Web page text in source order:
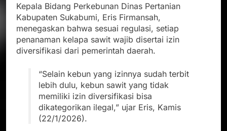
Kepala Bidang Perkebunan Dinas Pertanian
Kabupaten Sukabumi, Eris Firmansah,
menegaskan bahwa sesuai regulasi, setiap
penanaman kelapa sawit wajib disertai izin
diversifikasi dari pemerintah daerah.
“Selain kebun yang izinnya sudah terbit
lebih dulu, kebun sawit yang tidak
memiliki izin diversifikasi bisa
dikategorikan ilegal,” ujar Eris, Kamis
(22/1/2026).